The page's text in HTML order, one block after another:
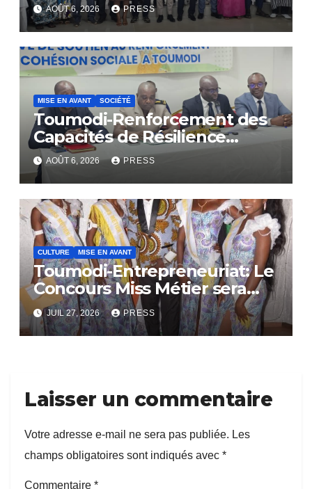
AOÛT 6, 2026 PRESS
MISE EN AVANT SOCIÉTÉ
Toumodi-Renforcement des
Capacités de Résilience
Communautaire
AOÛT 6, 2026 PRESS
CULTURE MISE EN AVANT
Toumodi-Entrepreneuriat: Le
Concours Miss Métier sera
bientôt lance.
JUIL 27, 2026 PRESS
Laisser un commentaire
Votre adresse e-mail ne sera pas publiée. Les
champs obligatoires sont indiqués avec *
Commentaire *